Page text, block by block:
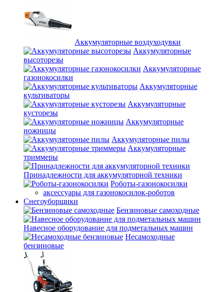
Аккумуляторные воздуходувки
Аккумуляторные
высоторезы
Аккумуляторные
газонокосилки
Аккумуляторные
культиваторы
Аккумуляторные
кусторезы
Аккумуляторные
ножницы
Аккумуляторные пилы
Аккумуляторные
триммеры
Принадлежности для аккумуляторной техники
Роботы-газонокосилки
аксессуары для газонокосилок-роботов
Снегоуборщики
Бензиновые самоходные
Навесное оборудование для подметальных машин
Несамоходные
бензиновые